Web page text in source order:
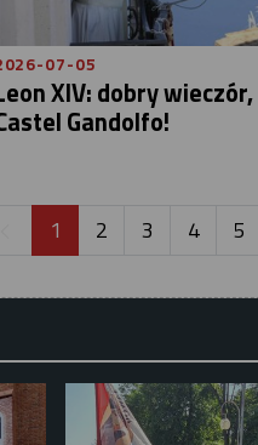
07-05
XIV: dobry wieczór,
Gandolfo!
1 2 3 4 5